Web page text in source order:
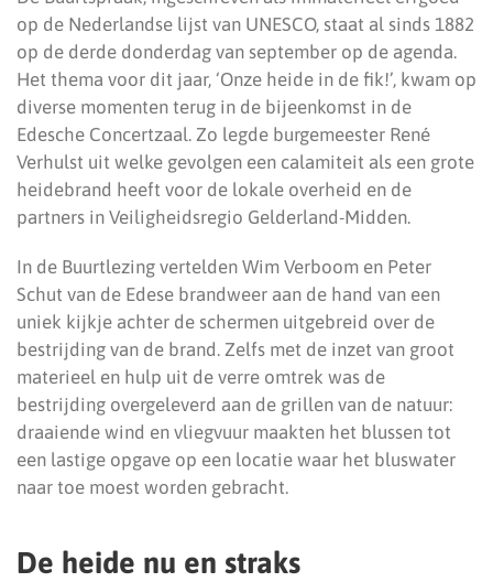
op de Nederlandse lijst van UNESCO, staat al sinds 1882
op de derde donderdag van september op de agenda.
Het thema voor dit jaar, ‘Onze heide in de fik!’, kwam op
diverse momenten terug in de bijeenkomst in de
Edesche Concertzaal. Zo legde burgemeester René
Verhulst uit welke gevolgen een calamiteit als een grote
heidebrand heeft voor de lokale overheid en de
partners in Veiligheidsregio Gelderland-Midden.
In de Buurtlezing vertelden Wim Verboom en Peter
Schut van de Edese brandweer aan de hand van een
uniek kijkje achter de schermen uitgebreid over de
bestrijding van de brand. Zelfs met de inzet van groot
materieel en hulp uit de verre omtrek was de
bestrijding overgeleverd aan de grillen van de natuur:
draaiende wind en vliegvuur maakten het blussen tot
een lastige opgave op een locatie waar het bluswater
naar toe moest worden gebracht.
De heide nu en straks